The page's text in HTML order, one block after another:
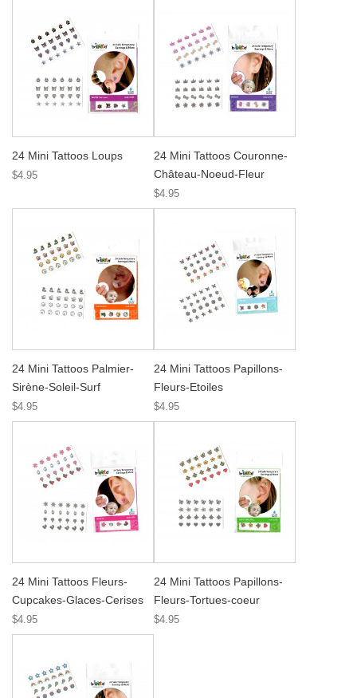
24 Mini Tattoos Loups
$4.95
24 Mini Tattoos Couronne-
Château-Noeud-Fleur
$4.95
24 Mini Tattoos Palmier-
Sirène-Soleil-Surf
$4.95
24 Mini Tattoos Papillons-
Fleurs-Etoiles
$4.95
24 Mini Tattoos Fleurs-
Cupcakes-Glaces-Cerises
$4.95
24 Mini Tattoos Papillons-
Fleurs-Tortues-coeur
$4.95